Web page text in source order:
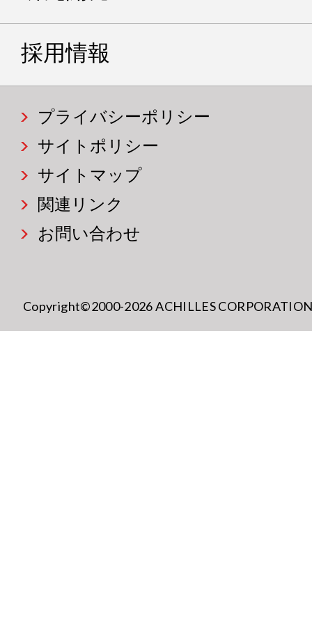
採用情報
プライバシーポリシー
サイトポリシー
サイトマップ
関連リンク
お問い合わせ
Copyright©2000-2026 ACHILLES